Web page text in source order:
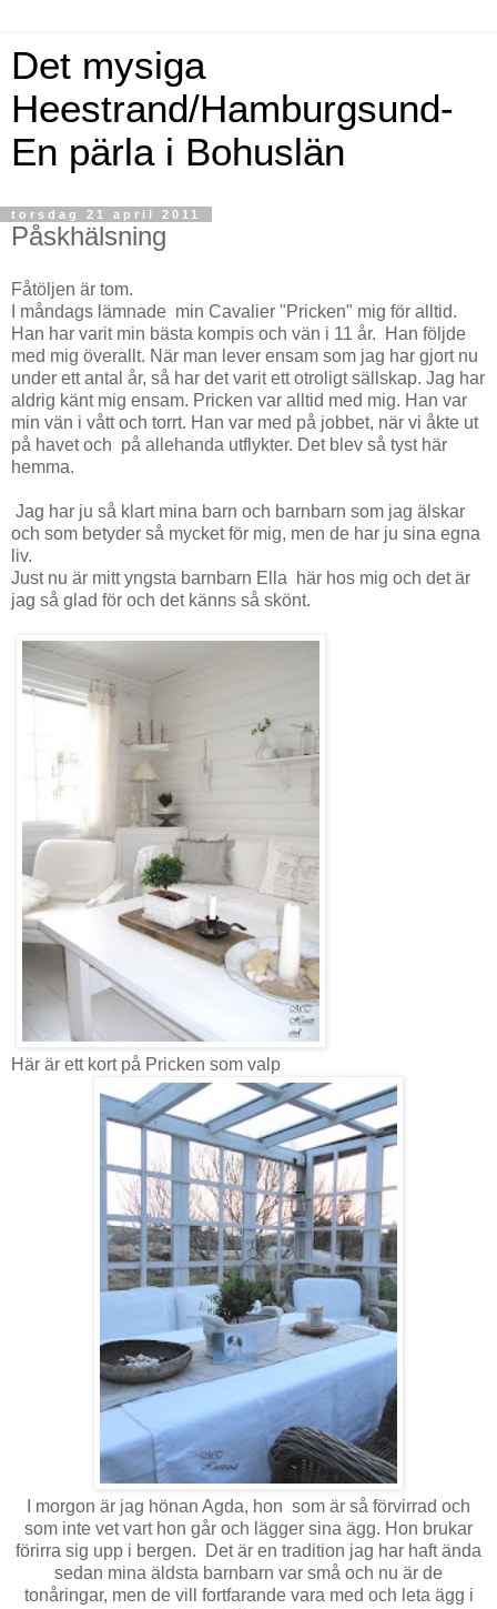
Det mysiga
Heestrand/Hamburgsund-
En pärla i Bohuslän
torsdag 21 april 2011
Påskhälsning
Fåtöljen är tom.
I måndags lämnade min Cavalier "Pricken" mig för alltid.
Han har varit min bästa kompis och vän i 11 år. Han följde
med mig överallt. När man lever ensam som jag har gjort nu
under ett antal år, så har det varit ett otroligt sällskap. Jag har
aldrig känt mig ensam. Pricken var alltid med mig. Han var
min vän i vått och torrt. Han var med på jobbet, när vi åkte ut
på havet och på allehanda utflykter. Det blev så tyst här
hemma.
Jag har ju så klart mina barn och barnbarn som jag älskar
och som betyder så mycket för mig, men de har ju sina egna
liv.
Just nu är mitt yngsta barnbarn Ella här hos mig och det är
jag så glad för och det känns så skönt.
Här är ett kort på Pricken som valp
I morgon är jag hönan Agda, hon som är så förvirrad och
som inte vet vart hon går och lägger sina ägg. Hon brukar
förirra sig upp i bergen. Det är en tradition jag har haft ända
sedan mina äldsta barnbarn var små och nu är de
tonåringar, men de vill fortfarande vara med och leta ägg i